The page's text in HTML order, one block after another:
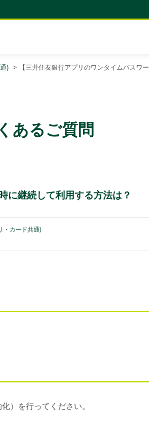
) >
【三井住友銀行アプリのワンタイムパスワー
あるご質問
に継続して利用する方法は？
・カード共通)
）を行ってください。